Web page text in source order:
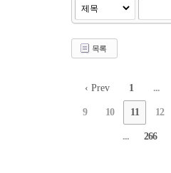
목록
‹ Prev 1 ...
9 10 11 12
... 266